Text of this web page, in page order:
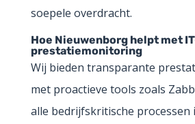
soepele overdracht.
Hoe Nieuwenborg helpt met
prestatiemonitoring
Wij bieden transparante
met proactieve tools zoals
alle bedrijfskritische processen